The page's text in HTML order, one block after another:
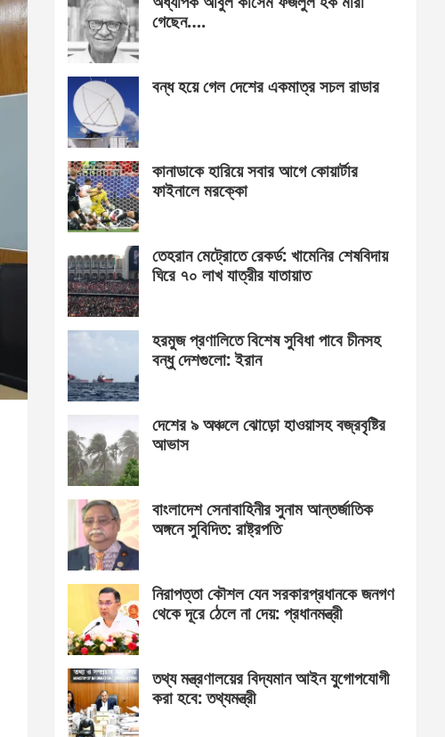
গেছেন….
বন্ধ হয়ে গেল দেশের একমাত্র সচল রাডার
কানাডাকে হারিয়ে সবার আগে কোয়ার্টার
ফাইনালে মরক্কো
তেহরান মেট্রোতে রেকর্ড: খামেনির শেষবিদায়
ঘিরে ৭০ লাখ যাত্রীর যাতায়াত
হরমুজ প্রণালিতে বিশেষ সুবিধা পাবে চীনসহ
বন্ধু দেশগুলো: ইরান
দেশের ৯ অঞ্চলে ঝোড়ো হাওয়াসহ বজ্রবৃষ্টির
আভাস
বাংলাদেশ সেনাবাহিনীর সুনাম আন্তর্জাতিক
অঙ্গনে সুবিদিত: রাষ্ট্রপতি
নিরাপত্তা কৌশল যেন সরকারপ্রধানকে জনগণ
থেকে দূরে ঠেলে না দেয়: প্রধানমন্ত্রী
তথ্য মন্ত্রণালয়ের বিদ্যমান আইন যুগোপযোগী
করা হবে: তথ্যমন্ত্রী